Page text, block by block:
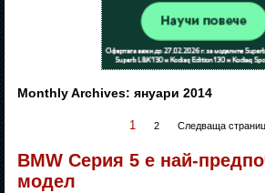
Monthly Archives:януари 2014
1 2 Следваща
BMW Серия 5 е най-
модел